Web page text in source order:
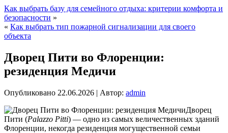
Как выбрать базу для семейного отдыха: критерии комфорта и
безопасности »
« Как выбрать тип пожарной сигнализации для своего
объекта
Дворец Пити во Флоренции:
резиденция Медичи
Опубликовано 22.06.2026 | Автор: admin
Дворец
Пити (Palazzo Pitti) — одно из самых величественных зданий
Флоренции, некогда резиденция могущественной семьи